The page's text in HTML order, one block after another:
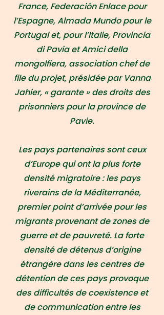
France, Federación Enlace pour
l’Espagne, Almada Mundo pour le
Portugal et, pour l’Italie, Provincia
di Pavia et Amici della
mongolfiera, association chef de
file du projet, présidée par Vanna
Jahier, « garante » des droits des
prisonniers pour la province de
Pavie.
Les pays partenaires sont ceux
d’Europe qui ont la plus forte
densité migratoire : les pays
riverains de la Méditerranée,
premier point d’arrivée pour les
migrants provenant de zones de
guerre et de pauvreté. La forte
densité de détenus d’origine
étrangère dans les centres de
détention de ces pays provoque
des difficultés de coexistence et
de communication entre les